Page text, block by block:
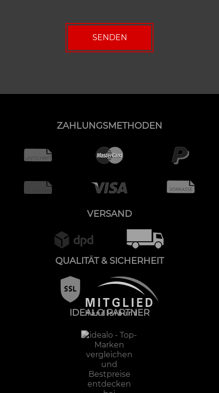
ZAHLUNGSMETHODEN
VERSAND
QUALITÄT & SICHERHEIT
IDEALO PARTNER